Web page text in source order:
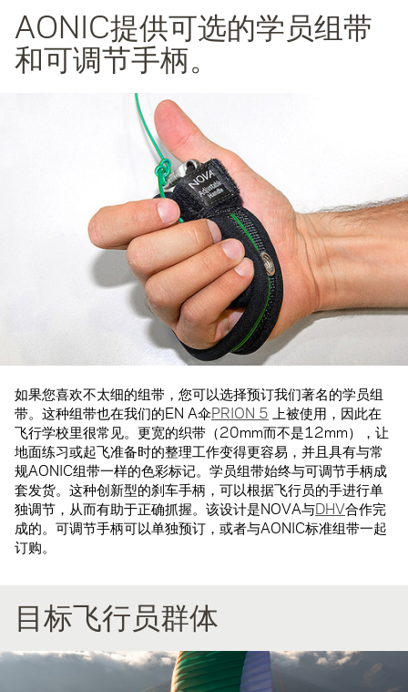
AONIC提供可选的学员组带
和可调节手柄。
如果您喜欢不太细的组带，您可以选择预订我们著名的学员组
带。这种组带也在我们的EN A伞PRION 5 上被使用，因此在
飞行学校里很常见。更宽的织带（20mm而不是12mm），让
地面练习或起飞准备时的整理工作变得更容易，并且具有与常
规AONIC组带一样的色彩标记。学员组带始终与可调节手柄成
套发货。这种创新型的刹车手柄，可以根据飞行员的手进行单
独调节，从而有助于正确抓握。该设计是NOVA与DHV合作完
成的。可调节手柄可以单独预订，或者与AONIC标准组带一起
订购。
目标飞行员群体